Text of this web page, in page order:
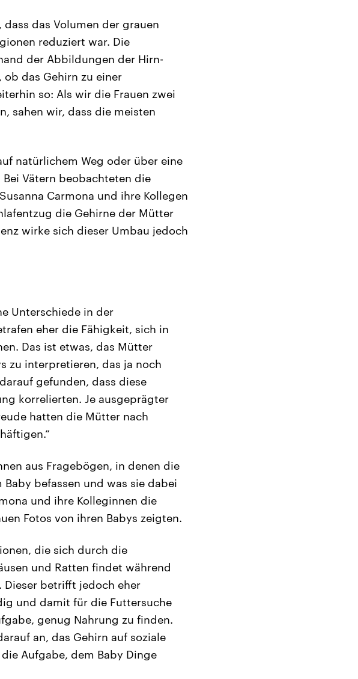
dass das Volumen der grauen
reduziert war. Die
der Abbildungen der Hirn-
das Gehirn zu einer
so: Als wir die Frauen zwei
sahen wir, dass die meisten
natürlichem Weg oder über eine
Vätern beobachteten die
Carmona und ihre Kollegen
die Gehirne der Mütter
wirke sich dieser Umbau jedoch
Unterschiede in der
eher die Fähigkeit, sich in
Das ist etwas, das Mütter
zu interpretieren, das ja noch
gefunden, dass diese
korrelierten. Je ausgeprägter
hatten die Mütter nach
aus Fragebögen, in denen die
befassen und was sie dabei
und ihre Kolleginnen die
Fotos von ihren Babys zeigten.
die sich durch die
und Ratten findet während
Dieser betrifft jedoch eher
und damit für die Futtersuche
genug Nahrung zu finden.
an, das Gehirn auf soziale
Aufgabe, dem Baby Dinge